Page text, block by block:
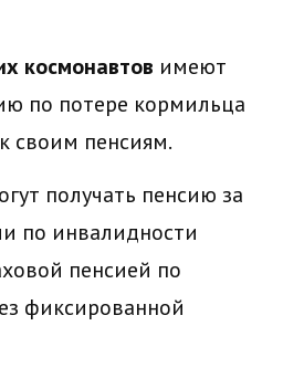
космонавтов имеют
по потере кормильца
своим пенсиям.
получать пенсию за
по инвалидности
пенсией по
фиксированной